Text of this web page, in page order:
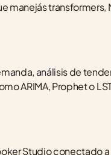
manejás transformers,
análisis de
ARIMA, Prophet o
Studio conectado